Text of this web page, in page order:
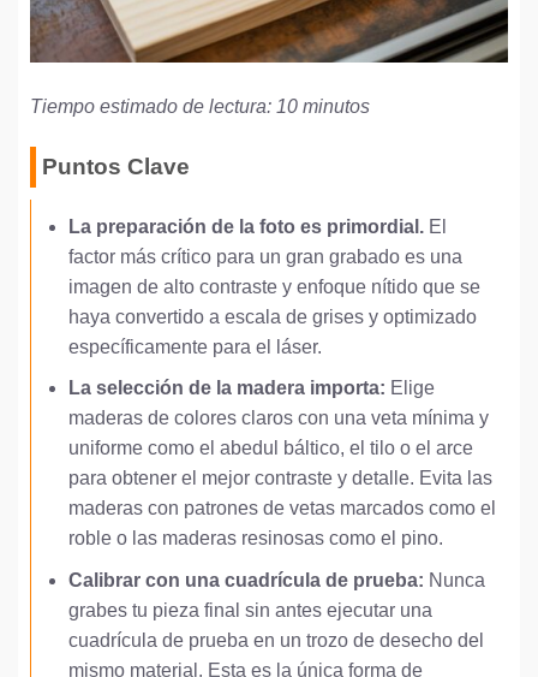
Tiempo estimado de lectura: 10 minutos
Puntos Clave
La preparación de la foto es primordial.El
factor más crítico para un gran grabado es una
imagen de alto contraste y enfoque nítido que se
haya convertido a escala de grises y optimizado
específicamente para el láser.
La selección de la madera importa: Elige
maderas de colores claros con una veta mínima y
uniforme como el abedul báltico, el tilo o el arce
para obtener el mejor contraste y detalle. Evita las
maderas con patrones de vetas marcados como el
roble o las maderas resinosas como el pino.
Calibrar con una cuadrícula de prueba: Nunca
grabes tu pieza final sin antes ejecutar una
cuadrícula de prueba en un trozo de desecho del
mismo material. Esta es la única forma de